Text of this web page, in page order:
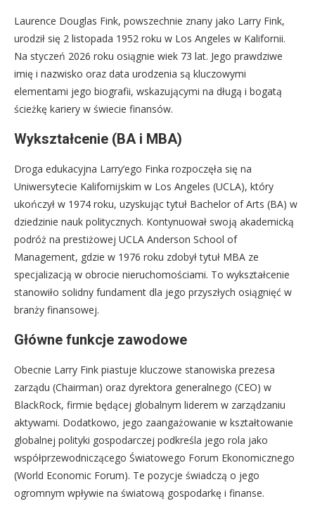
Laurence Douglas Fink, powszechnie znany jako Larry Fink,
urodził się 2 listopada 1952 roku w Los Angeles w Kalifornii.
Na styczeń 2026 roku osiągnie wiek 73 lat. Jego prawdziwe
imię i nazwisko oraz data urodzenia są kluczowymi
elementami jego biografii, wskazującymi na długą i bogatą
ścieżkę kariery w świecie finansów.
Wykształcenie (BA i MBA)
Droga edukacyjna Larry’ego Finka rozpoczęła się na
Uniwersytecie Kalifornijskim w Los Angeles (UCLA), który
ukończył w 1974 roku, uzyskując tytuł Bachelor of Arts (BA) w
dziedzinie nauk politycznych. Kontynuował swoją akademicką
podróż na prestiżowej UCLA Anderson School of
Management, gdzie w 1976 roku zdobył tytuł MBA ze
specjalizacją w obrocie nieruchomościami. To wykształcenie
stanowiło solidny fundament dla jego przyszłych osiągnięć w
branży finansowej.
Główne funkcje zawodowe
Obecnie Larry Fink piastuje kluczowe stanowiska prezesa
zarządu (Chairman) oraz dyrektora generalnego (CEO) w
BlackRock, firmie będącej globalnym liderem w zarządzaniu
aktywami. Dodatkowo, jego zaangażowanie w kształtowanie
globalnej polityki gospodarczej podkreśla jego rola jako
współprzewodniczącego Światowego Forum Ekonomicznego
(World Economic Forum). Te pozycje świadczą o jego
ogromnym wpływie na światową gospodarkę i finanse.